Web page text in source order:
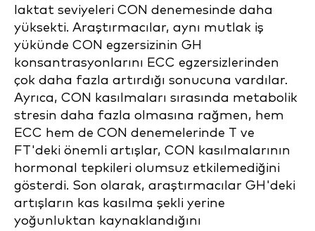
laktat seviyeleri CON denemesinde daha
yüksekti. Araştırmacılar, aynı mutlak iş
yükünde CON egzersizinin GH
konsantrasyonlarını ECC egzersizlerinden
çok daha fazla artırdığı sonucuna vardılar.
Ayrıca, CON kasılmaları sırasında metabolik
stresin daha fazla olmasına rağmen, hem
ECC hem de CON denemelerinde T ve
FT'deki önemli artışlar, CON kasılmalarının
hormonal tepkileri olumsuz etkilemediğini
gösterdi. Son olarak, araştırmacılar GH'deki
artışların kas kasılma şekli yerine
yoğunluktan kaynaklandığını